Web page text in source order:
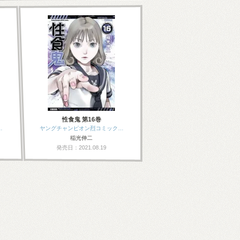
性食鬼 第16巻
ヤングチャンピオン烈コミック…
稲光伸二
発売日：2021.08.19